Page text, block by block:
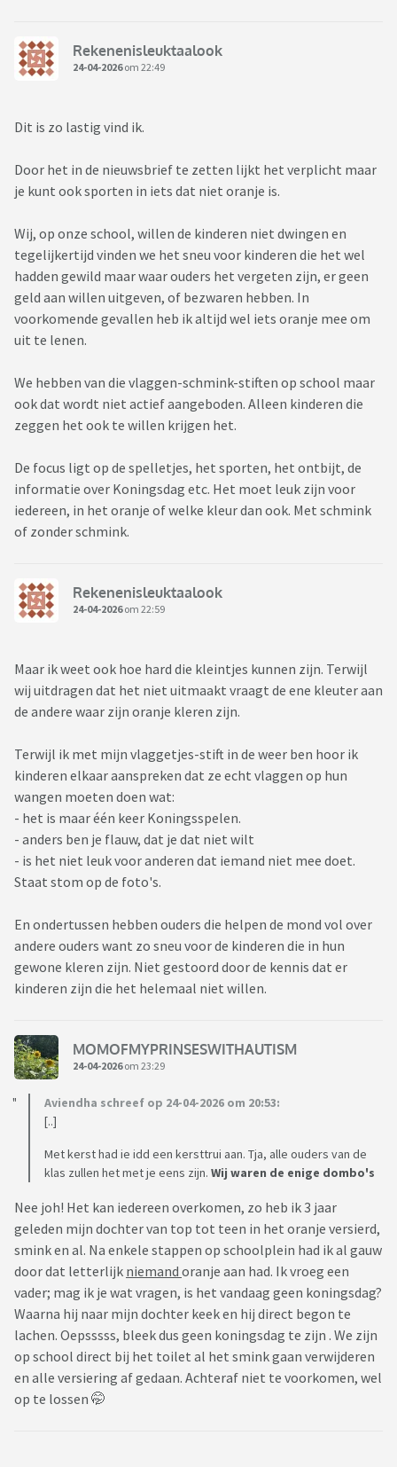
Rekenenisleuktaalook
24-04-2026om 22:49
Dit is zo lastig vind ik.
Door het in de nieuwsbrief te zetten lijkt het verplicht maar
je kunt ook sporten in iets dat niet oranje is.
Wij, op onze school, willen de kinderen niet dwingen en
tegelijkertijd vinden we het sneu voor kinderen die het wel
hadden gewild maar waar ouders het vergeten zijn, er geen
geld aan willen uitgeven, of bezwaren hebben. In
voorkomende gevallen heb ik altijd wel iets oranje mee om
uit te lenen.
We hebben van die vlaggen-schmink-stiften op school maar
ook dat wordt niet actief aangeboden. Alleen kinderen die
zeggen het ook te willen krijgen het.
De focus ligt op de spelletjes, het sporten, het ontbijt, de
informatie over Koningsdag etc. Het moet leuk zijn voor
iedereen, in het oranje of welke kleur dan ook. Met schmink
of zonder schmink.
Rekenenisleuktaalook
24-04-2026om 22:59
Maar ik weet ook hoe hard die kleintjes kunnen zijn. Terwijl
wij uitdragen dat het niet uitmaakt vraagt de ene kleuter aan
de andere waar zijn oranje kleren zijn.
Terwijl ik met mijn vlaggetjes-stift in de weer ben hoor ik
kinderen elkaar aanspreken dat ze echt vlaggen op hun
wangen moeten doen wat:
- het is maar één keer Koningsspelen.
- anders ben je flauw, dat je dat niet wilt
- is het niet leuk voor anderen dat iemand niet mee doet.
Staat stom op de foto's.
En ondertussen hebben ouders die helpen de mond vol over
andere ouders want zo sneu voor de kinderen die in hun
gewone kleren zijn. Niet gestoord door de kennis dat er
kinderen zijn die het helemaal niet willen.
MOMOFMYPRINSESWITHAUTISM
24-04-2026om 23:29
Aviendha schreef op 24-04-2026 om 20:53:
[..]
Met kerst had ie idd een kersttrui aan. Tja, alle ouders van de
klas zullen het met je eens zijn. Wij waren de enige dombo's
Nee joh! Het kan iedereen overkomen, zo heb ik 3 jaar
geleden mijn dochter van top tot teen in het oranje versierd,
smink en al. Na enkele stappen op schoolplein had ik al gauw
door dat letterlijk niemand oranje aan had. Ik vroeg een
vader; mag ik je wat vragen, is het vandaag geen koningsdag?
Waarna hij naar mijn dochter keek en hij direct begon te
lachen. Oepsssss, bleek dus geen koningsdag te zijn . We zijn
op school direct bij het toilet al het smink gaan verwijderen
en alle versiering af gedaan. Achteraf niet te voorkomen, wel
op te lossen 🤭